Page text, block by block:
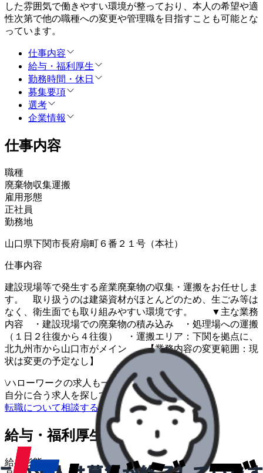
した雰囲気で働きやすい環境が整っており、本人の希望や適
性次第で他の職種への変更や管理職を目指すことも可能とな
っています。
仕事内容
給与・福利厚生
勤務時間・休日
募集要項
選考
企業情報
仕事内容
職種
廃棄物収集運搬
雇用形態
正社員
勤務地
山口県下関市長府扇町６番２１号（本社）
仕事内容
建設現場等で発生する産業廃棄物の収集・運搬をお任せしま
す。 取り扱うのは建築資材がほとんどのため、生ごみ等は
なく、衛生面でも取り組みやすい環境です。 ▼主な業務
内容 ・建設現場での廃棄物の積み込み ・処理場への運搬
（１日２往復から４往復） ・運搬エリア：下関を拠点に、
北九州市から山口市がメイン 【業務内容の変更範囲：現
状は変更の予定なし】
\ハローワークの求人も一括管理
自分に合う求人を探してもらう/
転職について相談する
給与・福利厚生
給与形態